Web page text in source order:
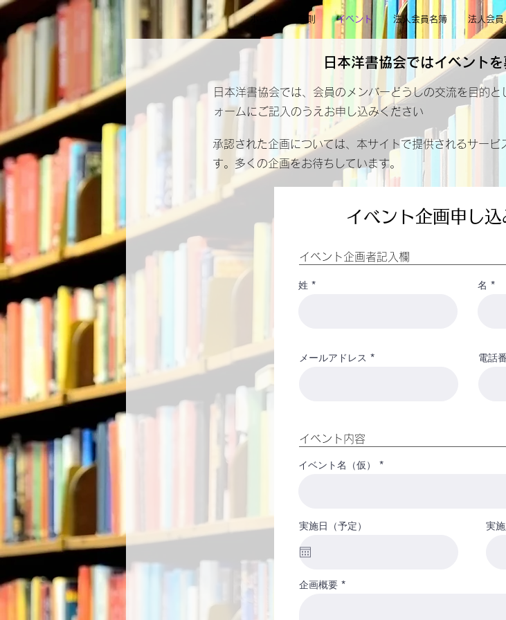
ホーム 会則 イベント 法人会員名簿 法人会員
日本洋書協会ではイベント
日本洋書協会では、会員のメンバーどうしの交流を目的
ォームにご記入のうえお申し込みください
承認された企画については、本サイトで提供されるサー
す。多くの企画をお待ちしています。
イベント企画申し
イベント企画者記入欄
姓 名
メールアドレス 電話
イベント内容
イベント名（仮）
実施日（予定） 実
企画概要